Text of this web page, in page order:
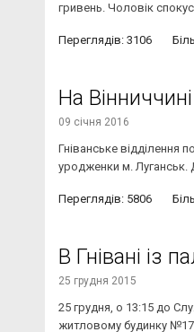
гривень. Чоловік
Переглядів: 3106
На
09 січня 2016
Гніванське відділення
уродженки м. Луганськ.
Переглядів: 5806
В Гнівані із
25 грудня 2015
25 грудня, о 13:15 до
житловому будинку